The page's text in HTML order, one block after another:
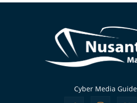
Cyber Media